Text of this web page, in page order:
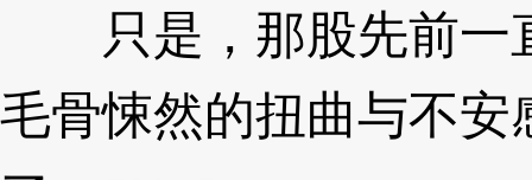
只是，那股先前一
毛骨悚然的扭曲与不安